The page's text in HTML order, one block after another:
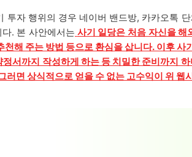
투자 행위의 경우 네이버 밴드방, 카카오톡
. 본 사안에서는 사기 일당은 처음 자신을
천해 주는 방법 등으로 환심을 삽니다. 이후
서까지 작성하게 하는 등 치밀한 준비까지
러면 상식적으로 얻을 수 없는 고수익이 위 웹